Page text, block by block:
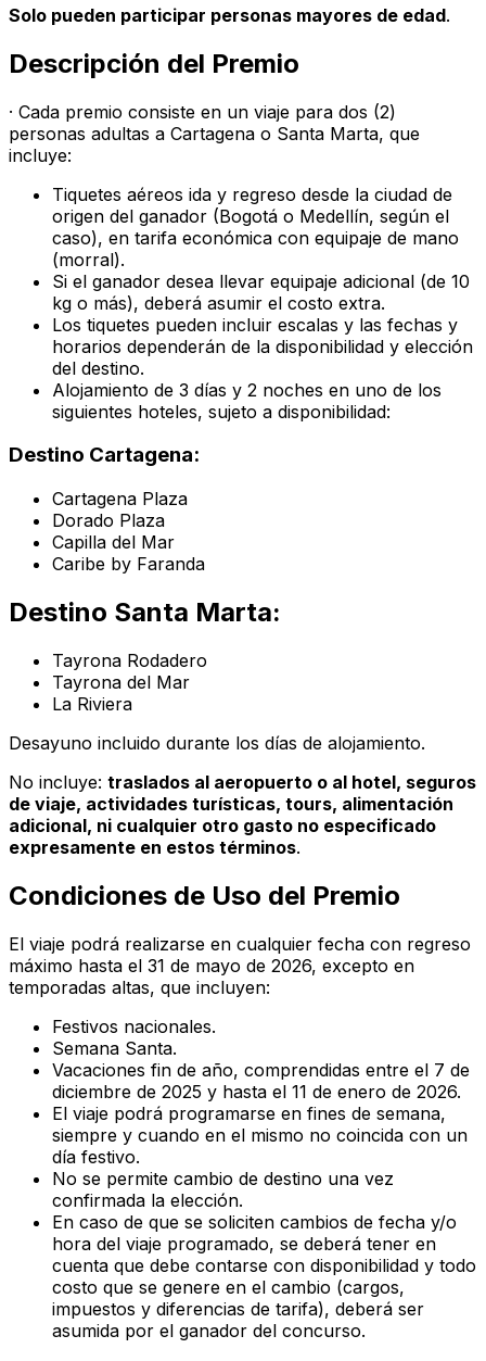
Solo pueden participar personas mayores de edad.
Descripción del Premio
· Cada premio consiste en un viaje para dos (2)
personas adultas a Cartagena o Santa Marta, que
incluye:
Tiquetes aéreos ida y regreso desde la ciudad de
origen del ganador (Bogotá o Medellín, según el
caso), en tarifa económica con equipaje de mano
(morral).
Si el ganador desea llevar equipaje adicional (de 10
kg o más), deberá asumir el costo extra.
Los tiquetes pueden incluir escalas y las fechas y
horarios dependerán de la disponibilidad y elección
del destino.
Alojamiento de 3 días y 2 noches en uno de los
siguientes hoteles, sujeto a disponibilidad:
Destino Cartagena:
Cartagena Plaza
Dorado Plaza
Capilla del Mar
Caribe by Faranda
Destino Santa Marta:
Tayrona Rodadero
Tayrona del Mar
La Riviera
Desayuno incluido durante los días de alojamiento.
No incluye: traslados al aeropuerto o al hotel, seguros
de viaje, actividades turísticas, tours, alimentación
adicional, ni cualquier otro gasto no especificado
expresamente en estos términos.
Condiciones de Uso del Premio
El viaje podrá realizarse en cualquier fecha con regreso
máximo hasta el 31 de mayo de 2026, excepto en
temporadas altas, que incluyen:
Festivos nacionales.
Semana Santa.
Vacaciones fin de año, comprendidas entre el 7 de
diciembre de 2025 y hasta el 11 de enero de 2026.
El viaje podrá programarse en fines de semana,
siempre y cuando en el mismo no coincida con un
día festivo.
No se permite cambio de destino una vez
confirmada la elección.
En caso de que se soliciten cambios de fecha y/o
hora del viaje programado, se deberá tener en
cuenta que debe contarse con disponibilidad y todo
costo que se genere en el cambio (cargos,
impuestos y diferencias de tarifa), deberá ser
asumida por el ganador del concurso.